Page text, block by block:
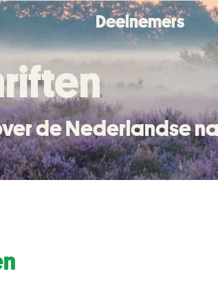
Deelnemers
de Nederlandse